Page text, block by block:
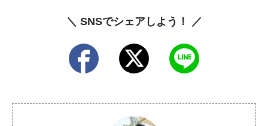
＼ SNSでシェアしよう！ ／